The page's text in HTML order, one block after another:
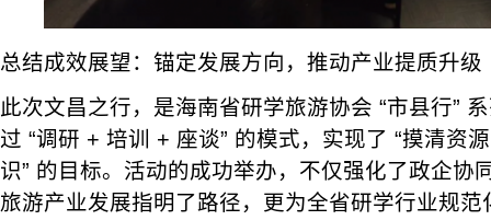
总结成效展望：锚定发展方向，推动产业提质升级
此次文昌之行，是海南省研学旅游协会 “市县行”
过 “调研 + 培训 + 座谈” 的模式，实现了 “摸清资
识” 的目标。活动的成功举办，不仅强化了政企协
旅游产业发展指明了路径，更为全省研学行业规